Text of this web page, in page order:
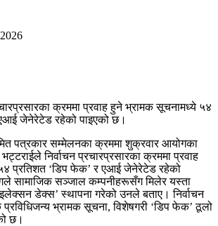
क्रममा प्रवाह हुने भ्रामक सूचनामध्ये ५४
जेनेरेटेड रहेको पाइएको छ।
पत्रकार सम्मेलनका क्रममा शुक्रवार आयोगका
निर्वाचन प्रचारप्रसारका क्रममा प्रवाह
प्रतिशत ‘डिप फेक’ र एआई जेनेरेटेड रहेको
सामाजिक सञ्जाल कम्पनीहरूसँग मिलेर यस्ता
डेक्स’ स्थापना गरेको उनले बताए। निर्वाचन
भ्रामक सूचना, विशेषगरी ‘डिप फेक’ ठूलो
छ।